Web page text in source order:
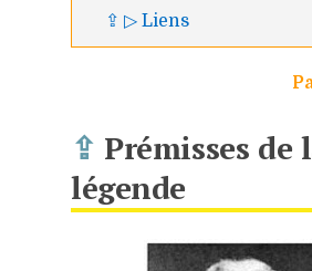
⇪ ▷ Liens
⇪ Prémisses de
légende